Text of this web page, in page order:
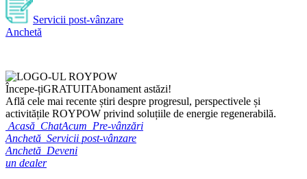
Servicii post-vânzare
Anchetă
Începe-țiGRATUITAbonament astăzi!
Află cele mai recente știri despre progresul, perspectivele și
activitățile ROYPOW privind soluțiile de energie regenerabilă.
Acasă ChatAcum Pre-vânzări
Anchetă Servicii post-vânzare
Anchetă Deveni
un dealer